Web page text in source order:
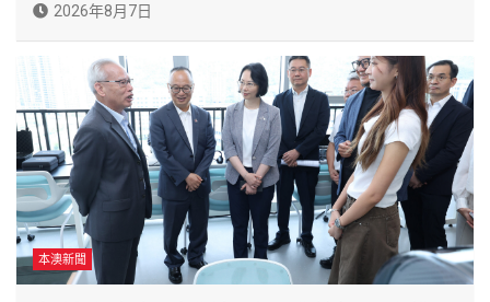
2026年8月7日
本澳新聞